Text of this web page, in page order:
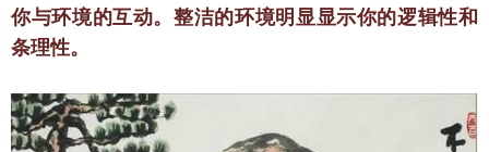
你与环境的互动。整洁的环境明显显示你的逻辑性和
条理性。